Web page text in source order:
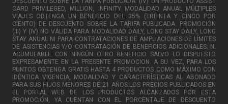
CARD PRIVILEGED, MILLION, INFINITY MODALIDAD ANUAL MÚLTIPLES
VIAJES OBTENGA UN BENEFICIO DEL 35% (TREINTA Y CINCO POR
CIENTO) DE DESCUENTO SOBRE LA TARIFA PUBLICADA. PROMOCIÓN
(III) Y (IV) NO VÁLIDA PARA MODALIDAD DAILY, LONG STAY DAILY, LONG
STAY ANUAL NI PARA CONTRATACIONES DE AMPLIACIONES DE LÍMITES
DE ASISTENCIAS Y/O CONTRATACIÓN DE BENEFICIOS ADICIONALES; NI
ACUMULABLE CON NINGÚN OTRO BENEFICIO SALVO LO DISPUESTO
EXPRESAMENTE EN LA PRESENTE PROMOCION. A SU VEZ, PARA LOS
PUNTOS OBTENGA GRATIS HASTA 4 PRODUCTOS COMO MÁXIMO CON
IDÉNTICA VIGENCIA, MODALIDAD Y CARACTERÍSTICAS AL ABONADO
PARA SUS HIJOS MENORES DE 21 AÑOS.LOS PRECIOS PUBLICADOS EN
EL PORTAL WEB DE LOS PRODUCTOS ALCANZADOS POR ESTA
PROMOCIÓN, YA CUENTAN CON EL PORCENTAJE DE DESCUENTO